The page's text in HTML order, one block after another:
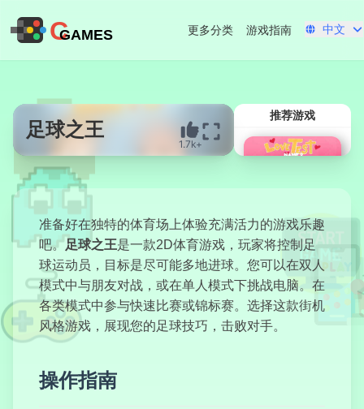
CGAMES 更多分类 游戏指南 中文
足球之王
1.7k+
推荐游戏
爱情测试仪
准备好在独特的体育场上体验充满活力的游戏乐趣
吧。足球之王是一款2D体育游戏，玩家将控制足
球运动员，目标是尽可能多地进球。您可以在双人
模式中与朋友对战，或在单人模式下挑战电脑。在
各类模式中参与快速比赛或锦标赛。选择这款街机
风格游戏，展现您的足球技巧，击败对手。
操作指南